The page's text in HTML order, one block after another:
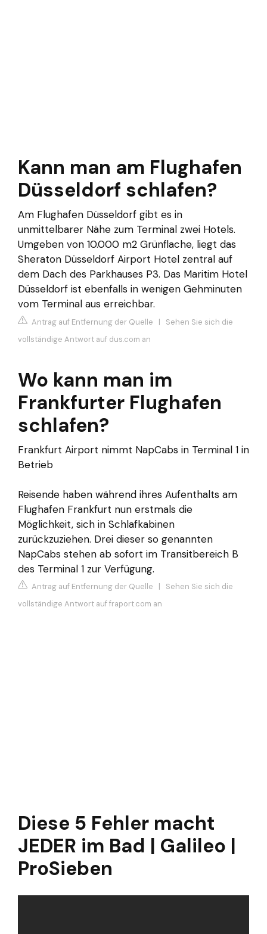
Kann man am Flughafen
Düsseldorf schlafen?
Am Flughafen Düsseldorf gibt es in
unmittelbarer Nähe zum Terminal zwei Hotels.
Umgeben von 10.000 m2 Grünflache, liegt das
Sheraton Düsseldorf Airport Hotel zentral auf
dem Dach des Parkhauses P3. Das Maritim Hotel
Düsseldorf ist ebenfalls in wenigen Gehminuten
vom Terminal aus erreichbar.
Antrag auf Entfernung der Quelle | Sehen Sie sich die
vollständige Antwort auf dus.com an
Wo kann man im
Frankfurter Flughafen
schlafen?
Frankfurt Airport nimmt NapCabs in Terminal 1 in
Betrieb
Reisende haben während ihres Aufenthalts am
Flughafen Frankfurt nun erstmals die
Möglichkeit, sich in Schlafkabinen
zurückzuziehen. Drei dieser so genannten
NapCabs stehen ab sofort im Transitbereich B
des Terminal 1 zur Verfügung.
Antrag auf Entfernung der Quelle | Sehen Sie sich die
vollständige Antwort auf fraport.com an
Diese 5 Fehler macht
JEDER im Bad | Galileo |
ProSieben